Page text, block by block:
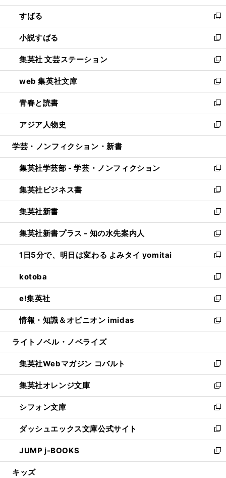
開
く
ウ
で
開
く
ン
ド
ウ
で
開
く
すばる
新
し
い
ウ
ィ
ン
ド
ウ
で
開
く
小説すばる
新
し
い
ウ
ィ
ン
ド
ウ
で
開
集英社 文芸ステーション
新
し
い
ウ
ィ
ン
ド
ウ
開
く
web 集英社文庫
新
し
い
ウ
ィ
ン
ウ
で
開
く
青春と読書
新
し
い
ウ
ン
ド
ウ
で
開
く
アジア人物史
新
し
ウ
ィ
ン
ド
ウ
で
開
く
学芸・ノンフィクション・新書
集英社学芸部 - 学芸・ノンフィクション
新
し
い
ウ
ィ
ン
ド
ウ
で
開
く
集英社ビジネス書
新
し
い
ウ
ィ
ン
ド
ウ
で
開
く
集英社新書
新
し
い
ウ
ィ
ン
ド
ウ
で
開
く
集英社新書プラス - 知の水先案内人
新
し
い
ウ
ィ
ン
ド
ウ
で
開
1日5分で、明日は変わる よみタイ yomitai
新
し
い
ウ
ィ
ン
ド
ウ
開
く
kotoba
新
し
い
ウ
ィ
ン
ウ
で
開
く
e!集英社
新
し
い
ウ
ン
ド
ウ
で
開
く
情報・知識＆オピニオン imidas
新
し
ウ
ィ
ン
ド
ウ
で
開
く
ライトノベル・ノベライズ
集英社Webマガジン コバルト
新
し
い
ウ
ィ
ン
ド
ウ
で
開
集英社オレンジ文庫
新
し
い
ウ
ィ
ン
ド
ウ
シフォン文庫
新
し
い
ウ
ィ
ン
ダッシュエックス文庫公式サイト
新
し
い
ウ
JUMP j-BOOKS
新
し
キッズ